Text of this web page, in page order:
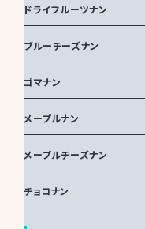
ドライフルーツナン
ブルーチーズナン
ゴマナン
メープルナン
メープルチーズナン
チョコナン